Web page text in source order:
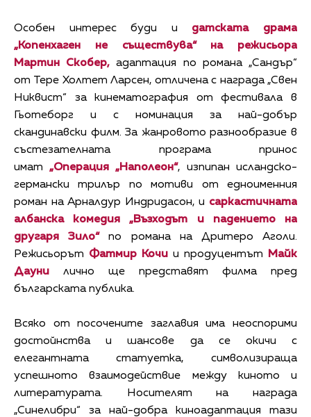
Особен интерес буди и датската драма
„Копенхаген не съществува“ на режисьора
Мартин Скобер, адаптация по романа „Сандър“
от Тере Холтет Ларсен, отличена с награда „Свен
Никвист“ за кинематография от фестивала в
Гьотеборг и с номинация за най-добър
скандинавски филм. За жанровото разнообразие в
състезателната програма принос
имат „Операция „Наполеон“, изпипан исландско-
германски трилър по мотиви от едноименния
роман на Арналдур Индридасон, и саркастичната
албанска комедия „Възходът и падението на
другаря Зило“по романа на Дритеро Аголи.
Режисьорът Фатмир Кочи и продуцентът
Майк
Дауни лично ще представят филма пред
българската публика.
Всяко от посочените заглавия има неоспорими
достойнства и шансове да се окичи с
елегантната статуетка, символизираща
успешното взаимодействие между киното и
литературата. Носителят на награда
„Синелибри“ за най-добра киноадаптация тази